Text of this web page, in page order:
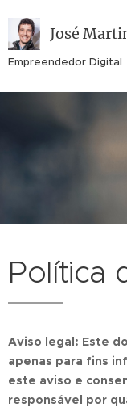
José
Empreendedor Digital
Política
Aviso legal: Este
apenas para fins
este aviso e
responsável por